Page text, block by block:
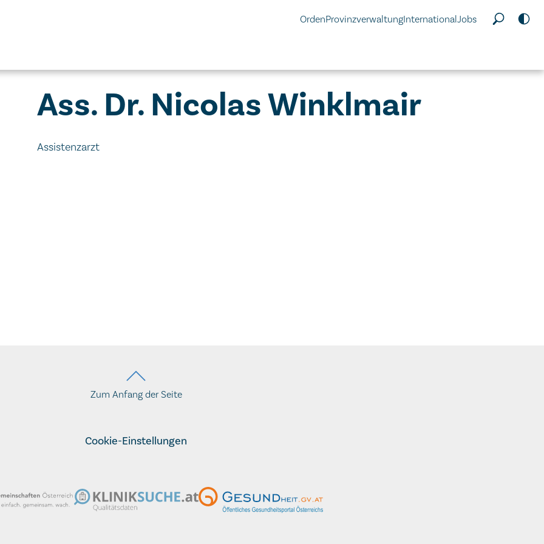
OrdenProvinzverwaltungInternationalJobs
Ass. Dr. Nicolas Winklmair
Assistenzarzt
Zum Anfang der Seite
Cookie-Einstellungen